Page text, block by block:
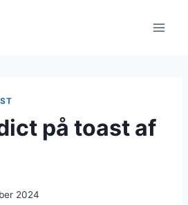
på toast af
2024